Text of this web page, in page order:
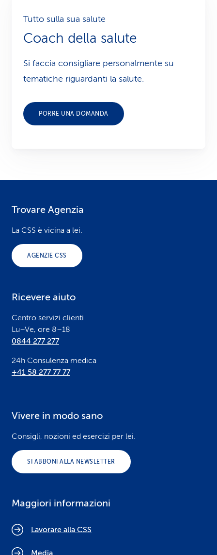
Tutto sulla sua salute
Coach della salute
Si faccia consigliare personalmente su
tematiche riguardanti la salute.
PORRE UNA DOMANDA
Trovare Agenzia
La CSS è vicina a lei.
AGENZIE CSS
Ricevere aiuto
Centro servizi clienti
Lu–Ve, ore 8–18
0844 277 277
24h Consulenza medica
+41 58 277 77 77
Vivere in modo sano
Consigli, nozioni ed esercizi per lei.
SI ABBONI ALLA NEWSLETTER
Maggiori informazioni
Lavorare alla CSS
Media